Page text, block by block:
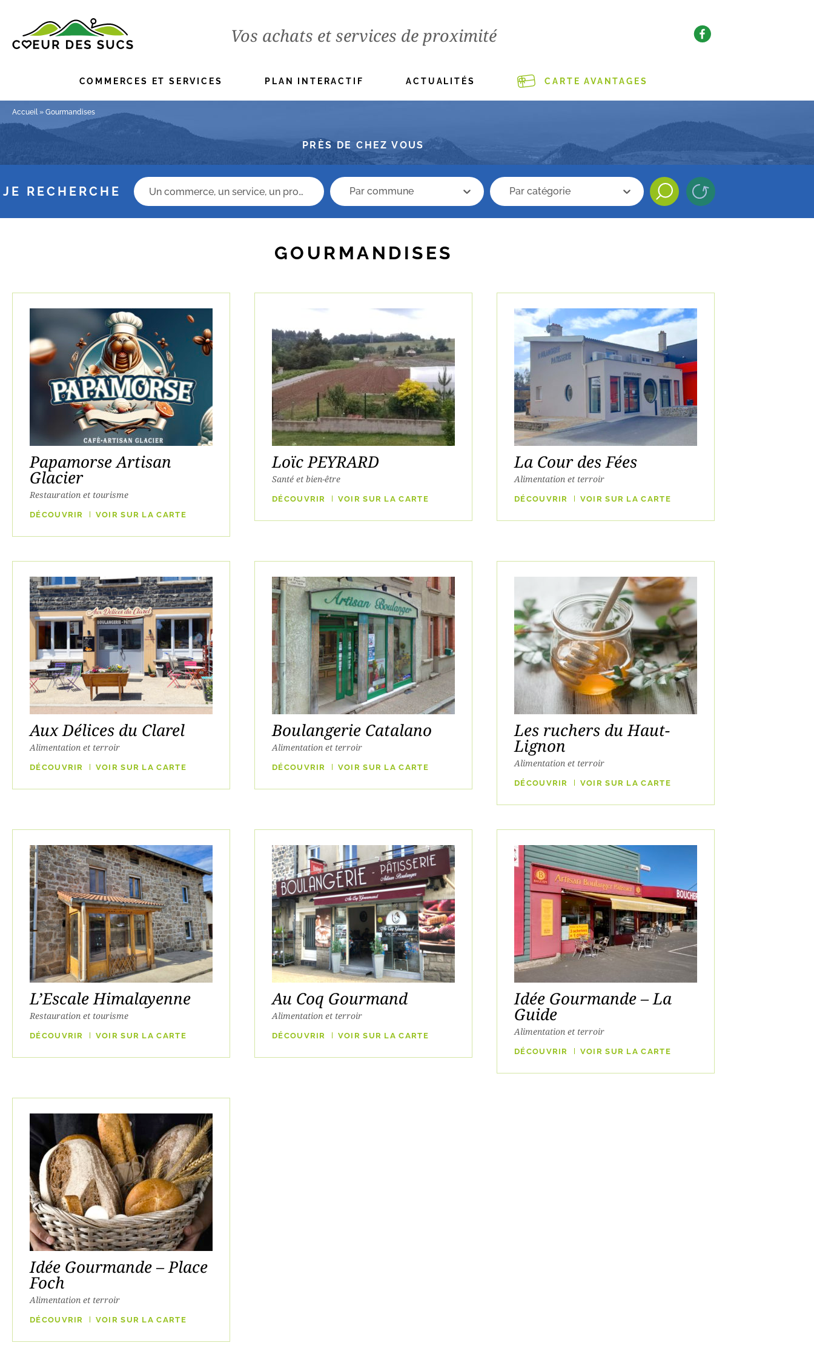
Vos achats et services de proximité
COMMERCES ET SERVICES PLAN INTERACTIF ACTUALITÉS CARTE AVANTAGES
Accueil» Gourmandises
PRÈS DE CHEZ VOUS
JE RECHERCHE
Champs recherche recherche commune
recherche commune
Recherche categorie
Recherche categorie
GOURMANDISES
Papamorse Artisan
Glacier
Restauration et tourisme
DÉCOUVRIR VOIR SUR LA CARTE
Loïc PEYRARD
Santé et bien-être
DÉCOUVRIR VOIR SUR LA CARTE
La Cour des Fées
Alimentation et terroir
DÉCOUVRIR VOIR SUR LA CARTE
Aux Délices du Clarel
Alimentation et terroir
DÉCOUVRIR VOIR SUR LA CARTE
Boulangerie Catalano
Alimentation et terroir
DÉCOUVRIR VOIR SUR LA CARTE
Les ruchers du Haut-
Lignon
Alimentation et terroir
DÉCOUVRIR VOIR SUR LA CARTE
L’Escale Himalayenne
Restauration et tourisme
DÉCOUVRIR VOIR SUR LA CARTE
Au Coq Gourmand
Alimentation et terroir
DÉCOUVRIR VOIR SUR LA CARTE
Idée Gourmande – La
Guide
Alimentation et terroir
DÉCOUVRIR VOIR SUR LA CARTE
Idée Gourmande – Place
Foch
Alimentation et terroir
DÉCOUVRIR VOIR SUR LA CARTE